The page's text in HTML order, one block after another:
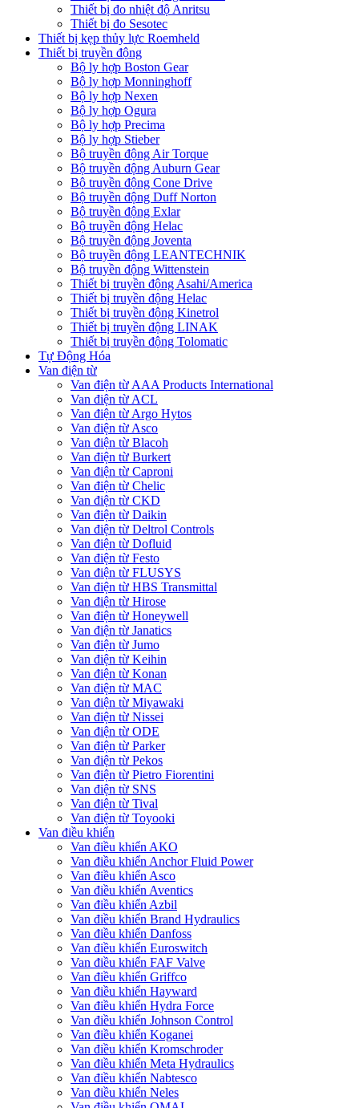
Thiết bị đo nhiệt độ Anritsu
Thiết bị đo Sesotec
Thiết bị kẹp thủy lực Roemheld
Thiết bị truyền động
Bộ ly hợp Boston Gear
Bộ ly hợp Monninghoff
Bộ ly hợp Nexen
Bộ ly hợp Ogura
Bộ ly hợp Precima
Bộ ly hợp Stieber
Bộ truyền động Air Torque
Bộ truyền động Auburn Gear
Bộ truyền động Cone Drive
Bộ truyền động Duff Norton
Bộ truyền động Exlar
Bộ truyền động Helac
Bộ truyền động Joventa
Bộ truyền động LEANTECHNIK
Bộ truyền động Wittenstein
Thiết bị truyền động Asahi/America
Thiết bị truyền động Helac
Thiết bị truyền động Kinetrol
Thiết bị truyền động LINAK
Thiết bị truyền động Tolomatic
Tự Động Hóa
Van điện từ
Van điện từ AAA Products International
Van điện từ ACL
Van điện từ Argo Hytos
Van điện từ Asco
Van điện từ Blacoh
Van điện từ Burkert
Van điện từ Caproni
Van điện từ Chelic
Van điện từ CKD
Van điện từ Daikin
Van điện từ Deltrol Controls
Van điện từ Dofluid
Van điện từ Festo
Van điện từ FLUSYS
Van điện từ HBS Transmittal
Van điện từ Hirose
Van điện từ Honeywell
Van điện từ Janatics
Van điện từ Jumo
Van điện từ Keihin
Van điện từ Konan
Van điện từ MAC
Van điện từ Miyawaki
Van điện từ Nissei
Van điện từ ODE
Van điện từ Parker
Van điện từ Pekos
Van điện từ Pietro Fiorentini
Van điện từ SNS
Van điện từ Tival
Van điện từ Toyooki
Van điều khiển
Van điều khiển AKO
Van điều khiển Anchor Fluid Power
Van điều khiển Asco
Van điều khiển Aventics
Van điều khiển Azbil
Van điều khiển Brand Hydraulics
Van điều khiển Danfoss
Van điều khiển Euroswitch
Van điều khiển FAF Valve
Van điều khiển Griffco
Van điều khiển Hayward
Van điều khiển Hydra Force
Van điều khiển Johnson Control
Van điều khiển Koganei
Van điều khiển Kromschroder
Van điều khiển Meta Hydraulics
Van điều khiển Nabtesco
Van điều khiển Neles